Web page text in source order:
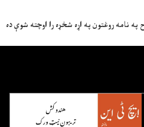
نامه روغتون په اړه شخړه را اوچته شوې ده